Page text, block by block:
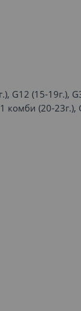
G12 (15-19г.),
комби (20-23г.),